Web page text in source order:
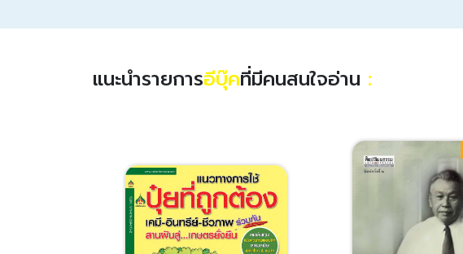
แนะนำรายการอีบุ๊คที่มีคนสนใจอ่าน :